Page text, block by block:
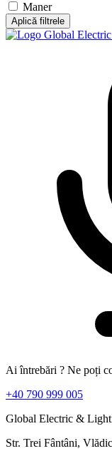
Maner
Aplică filtrele
Ai întrebări ? Ne poți
+40 790 999 005
Global Electric &
Str. Trei Fântâni,